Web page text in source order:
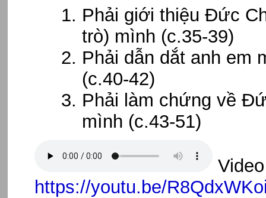
Phải giới thiệu Đức
trò) mình (c.35-39)
Phải dẫn dắt anh em
(c.40-42)
Phải làm chứng về
mình (c.43-51)
https://youtu.be/